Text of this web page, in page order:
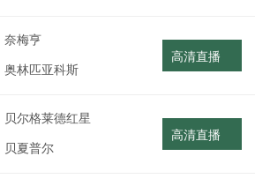
奈梅亨
奥林匹亚科斯
高清直播
贝尔格莱德红星
贝夏普尔
高清直播